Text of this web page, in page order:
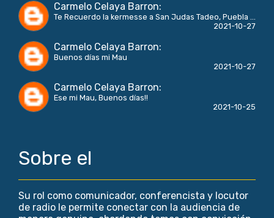
Carmelo Celaya Barron:
Te Recuerdo la kermesse a San Judas Tadeo, Puebla ...
2021-10-27
Carmelo Celaya Barron:
Buenos días mi Mau
2021-10-27
Carmelo Celaya Barron:
Ese mi Mau, Buenos días!!
2021-10-25
Sobre el
Su rol como comunicador, conferencista y locutor
de radio le permite conectar con la audiencia de